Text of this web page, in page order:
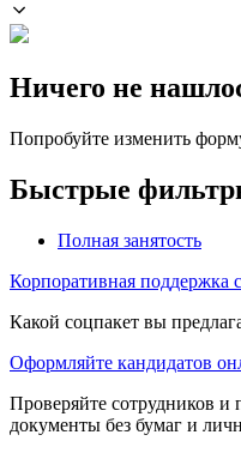
Ничего не
Попробуйте изменить
Быстрые
Полная занятость
Корпоративная поддержка
Какой соцпакет вы
Оформляйте кандидатов
Проверяйте сотрудников и
документы без бумаг и